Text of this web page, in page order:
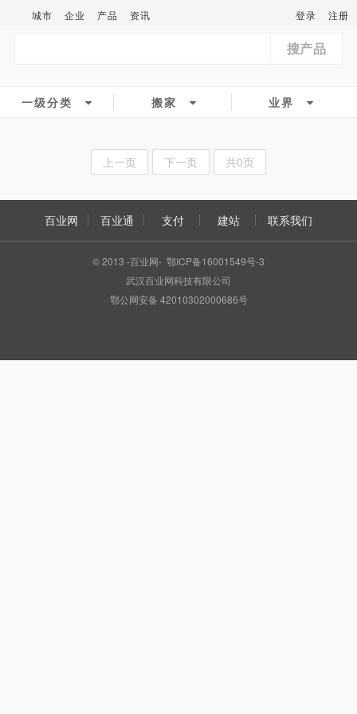
城市 企业 产品 资讯 登录 注册
搜产品
一级分类 搬家 业界
上一页 下一页 共0页
百业网 百业通 支付 建站 联系我们
© 2013 -百业网- 鄂ICP备16001549号-3
武汉百业网科技有限公司
鄂公网安备 42010302000686号